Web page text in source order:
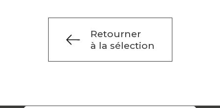
Retourner
à la sélection